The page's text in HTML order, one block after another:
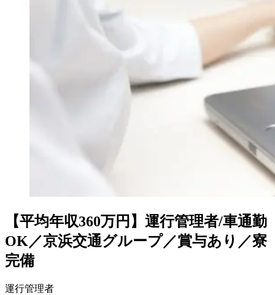
【平均年収360万円】運行管理者/車通勤
OK／京浜交通グループ／賞与あり／寮
完備
運行管理者